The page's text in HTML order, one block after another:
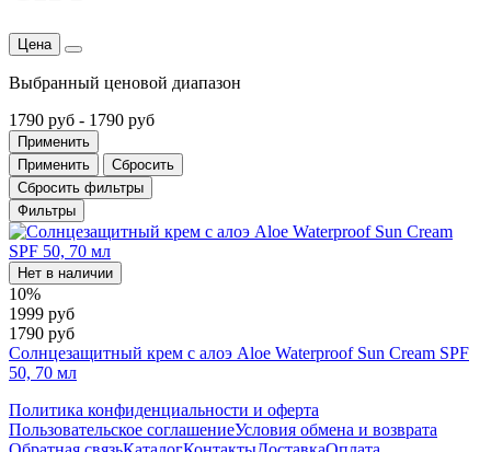
Цена
Выбранный ценовой диапазон
1790 руб - 1790 руб
Применить
Применить
Сбросить
Сбросить фильтры
Фильтры
Нет в наличии
10%
1999 руб
1790 руб
Солнцезащитный крем с алоэ Aloe Waterproof Sun Cream SPF
50, 70 мл
Политика конфиденциальности и оферта
Пользовательское соглашениеУсловия обмена и возврата